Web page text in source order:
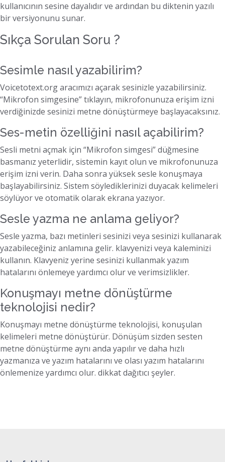
kullanıcının sesine dayalıdır ve ardından bu diktenin yazılı
bir versiyonunu sunar.
Sıkça Sorulan Soru ?
Sesimle nasıl yazabilirim?
Voicetotext.org aracımızı açarak sesinizle yazabilirsiniz.
“Mikrofon simgesine” tıklayın, mikrofonunuza erişim izni
verdiğinizde sesinizi metne dönüştürmeye başlayacaksınız.
Ses-metin özelliğini nasıl açabilirim?
Sesli metni açmak için “Mikrofon simgesi” düğmesine
basmanız yeterlidir, sistemin kayıt olun ve mikrofonunuza
erişim izni verin. Daha sonra yüksek sesle konuşmaya
başlayabilirsiniz. Sistem söylediklerinizi duyacak kelimeleri
söylüyor ve otomatik olarak ekrana yazıyor.
Sesle yazma ne anlama geliyor?
Sesle yazma, bazı metinleri sesinizi veya sesinizi kullanarak
yazabileceğiniz anlamına gelir. klavyenizi veya kaleminizi
kullanın. Klavyeniz yerine sesinizi kullanmak yazım
hatalarını önlemeye yardımcı olur ve verimsizlikler.
Konuşmayı metne dönüştürme
teknolojisi nedir?
Konuşmayı metne dönüştürme teknolojisi, konuşulan
kelimeleri metne dönüştürür. Dönüşüm sizden sesten
metne dönüştürme aynı anda yapılır ve daha hızlı
yazmanıza ve yazım hatalarını ve olası yazım hatalarını
önlemenize yardımcı olur. dikkat dağıtıcı şeyler.